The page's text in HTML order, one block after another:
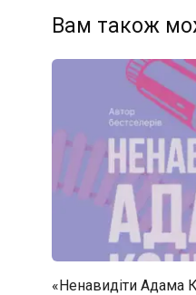
Вам також
«Ненавидіти Адама